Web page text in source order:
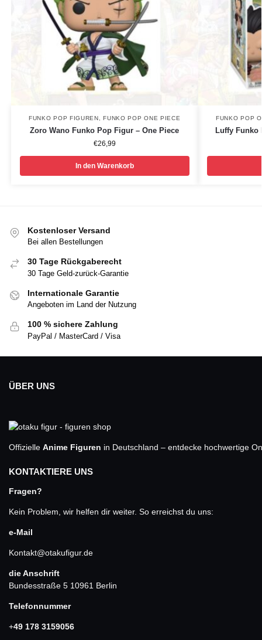
FUNKO POP FIGUREN ,FUNKO POP ONE PIECE
Zoro Wano Funko Pop Figur – One Piece
€26,99
In den Warenkorb
FUNKO POP
Luffy Funko
Kostenloser Versand
Bei allen Bestellungen
30 Tage Rückgaberecht
30 Tage Geld-zurück-Garantie
Internationale Garantie
Angeboten im Land der Nutzung
100 % sichere Zahlung
PayPal / MasterCard / Visa
ÜBER UNS
Offizielle Anime Figuren in Deutschland – entdecke hochwertige
KONTAKTIERE UNS
Fragen?
Kein Problem, wir helfen dir weiter. So erreichst du uns:
e-Mail
Kontakt@otakufigur.de
die Anschrift
Bundesstraße 5 10961 Berlin
Telefonnummer
+49 178 3159056